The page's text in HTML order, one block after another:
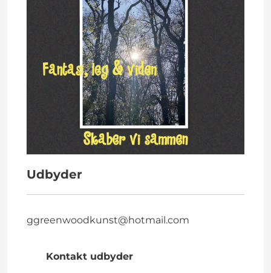
Udbyder
ggreenwoodkunst@hotmail.com
Kontakt udbyder